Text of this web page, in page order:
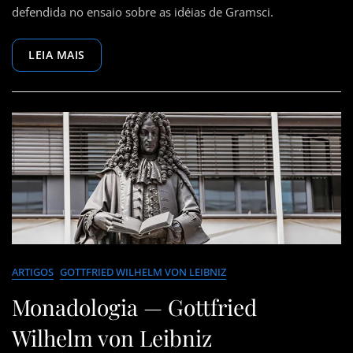
defendida no ensaio sobre as idéias de Gramsci.
LEIA MAIS
ARTIGOS GOTTFRIED WILHELM VON LEIBNIZ
Monadologia — Gottfried
Wilhelm von Leibniz